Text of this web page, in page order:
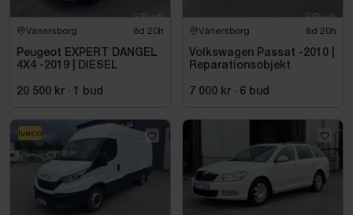
Vänersborg 8d 20h
Peugeot EXPERT DANGEL
4X4 -2019 | DIESEL
20 500 kr · 1 bud
Vänersborg 8d 20h
Volkswagen Passat -2010 |
Reparationsobjekt
7 000 kr · 6 bud
Iveco